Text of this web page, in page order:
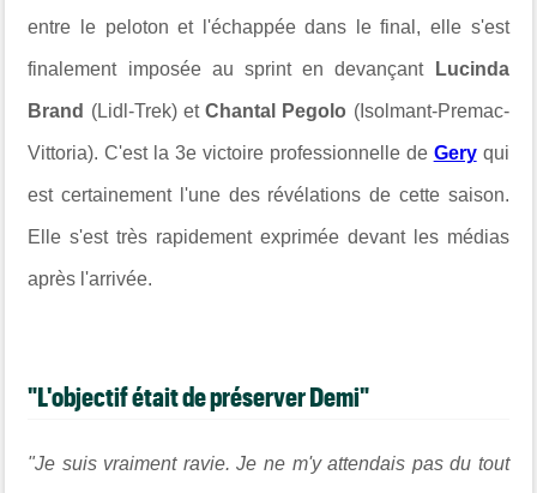
entre le peloton et l'échappée dans le final, elle s'est
finalement imposée au sprint endevançant Lucinda
Brand (Lidl-Trek) etChantal Pegolo (Isolmant-Premac-
Vittoria). C'est la 3e victoire professionnelle de Geryqui
est certainement l'une des révélations de cette saison.
Elle s'est très rapidement exprimée devant les médias
après l'arrivée.
"L'objectif était de préserver Demi"
"Je suis vraiment ravie. Je ne m'y attendais pas du tout